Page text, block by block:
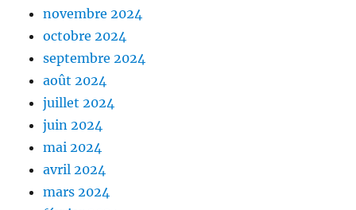
novembre 2024
octobre 2024
septembre 2024
août 2024
juillet 2024
juin 2024
mai 2024
avril 2024
mars 2024